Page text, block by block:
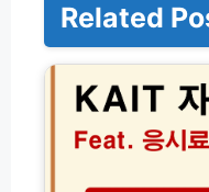
Related
A
I